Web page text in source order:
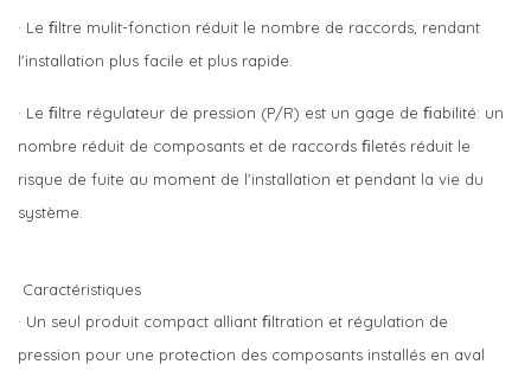
· Le ﬁltre mulit-fonction réduit le nombre de raccords, rendant
l'installation plus facile et plus rapide.
· Le ﬁltre régulateur de pression (P/R) est un gage de ﬁabilité: un
nombre réduit de composants et de raccords ﬁletés réduit le
risque de fuite au moment de l'installation et pendant la vie du
système.
Caractéristiques
· Un seul produit compact alliant ﬁltration et régulation de
pression pour une protection des composants installés en aval